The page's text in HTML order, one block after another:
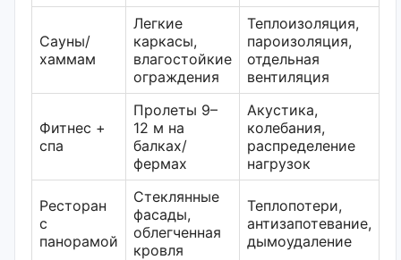
Сауны/
хаммам
Легкие
каркасы,
влагостойкие
ограждения
Теплоизоляция,
пароизоляция,
отдельная
вентиляция
Фитнес +
спа
Пролеты 9–
12 м на
балках/
фермах
Акустика,
колебания,
распределение
нагрузок
Ресторан
с
панорамой
Стеклянные
фасады,
облегченная
кровля
Теплопотери,
антизапотевание,
дымоудаление